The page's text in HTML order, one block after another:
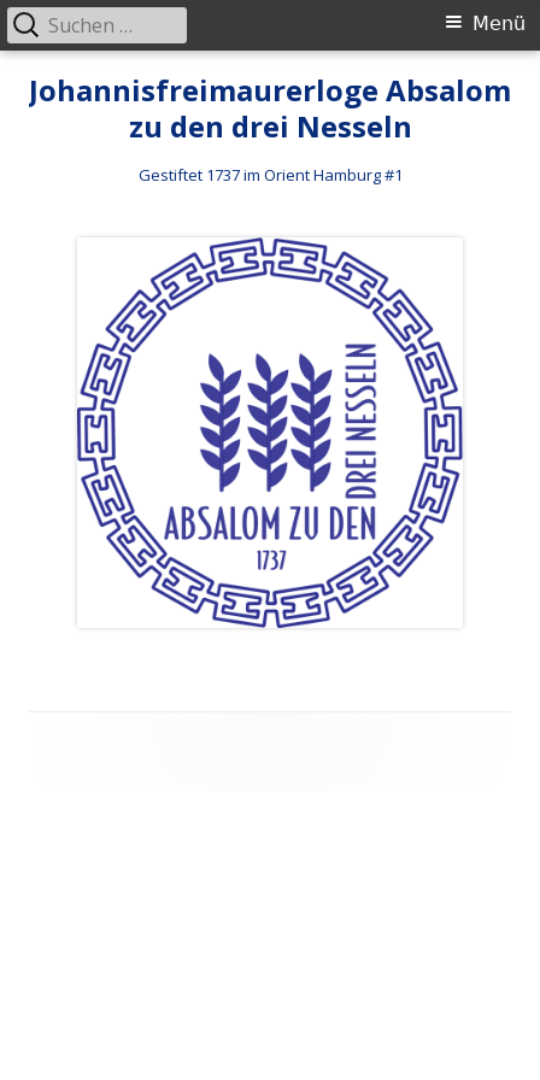
Springe
zumJohannisfreimaurerloge Absalom
zu den drei Nesseln
Gestiftet 1737 im Orient Hamburg #1
Primäres
Menü
Menü
Suchen
nach: